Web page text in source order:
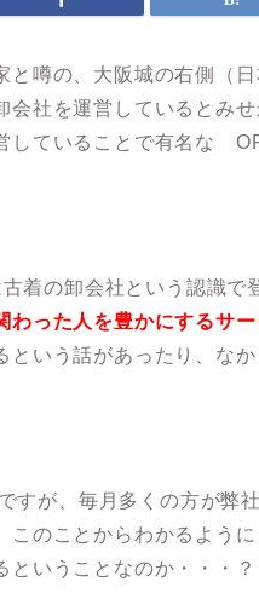
と噂の、大阪城の右側（
会社を運営しているとみ
していることで有名な
着の卸会社という認識で
わった人を豊かにするサー
という話があったり、なか
すが、毎月多くの方が弊
このことからわかるよう
ということなのか・・・？